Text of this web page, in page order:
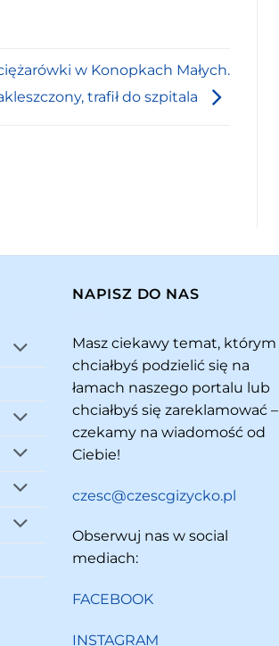
w Konopkach Małych.
trafił do szpitala
NAPISZ DO NAS
Masz ciekawy temat, którym
chciałbyś podzielić się na
łamach naszego portalu lub
chciałbyś się zareklamować –
czekamy na wiadomość od
Ciebie!
czesc@czescgizycko.pl
Obserwuj nas w social
mediach:
FACEBOOK
INSTAGRAM